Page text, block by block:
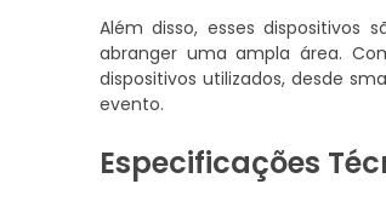
Além disso, esses dispositivos
abranger uma ampla área.
dispositivos utilizados, desde
evento.
Especificações